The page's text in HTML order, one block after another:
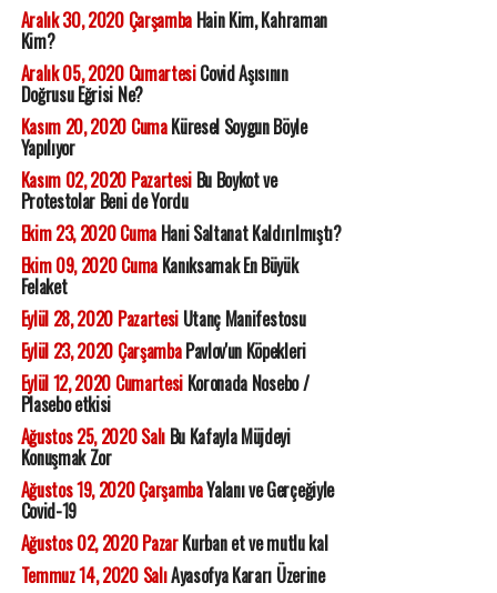
Aralık 30, 2020 ÇarşambaHain Kim, Kahraman
Kim?
Aralık 05, 2020 CumartesiCovid Aşısının
Doğrusu Eğrisi Ne?
Kasım 20, 2020 CumaKüresel Soygun Böyle
Yapılıyor
Kasım 02, 2020 PazartesiBu Boykot ve
Protestolar Beni de Yordu
Ekim 23, 2020 CumaHani Saltanat Kaldırılmıştı?
Ekim 09, 2020 CumaKanıksamak En Büyük
Felaket
Eylül 28, 2020 PazartesiUtanç Manifestosu
Eylül 23, 2020 ÇarşambaPavlov'un Köpekleri
Eylül 12, 2020 CumartesiKoronada Nosebo /
Plasebo etkisi
Ağustos 25, 2020 SalıBu Kafayla Müjdeyi
Konuşmak Zor
Ağustos 19, 2020 ÇarşambaYalanı ve Gerçeğiyle
Covid-19
Ağustos 02, 2020 PazarKurban et ve mutlu kal
Temmuz 14, 2020 SalıAyasofya Kararı Üzerine